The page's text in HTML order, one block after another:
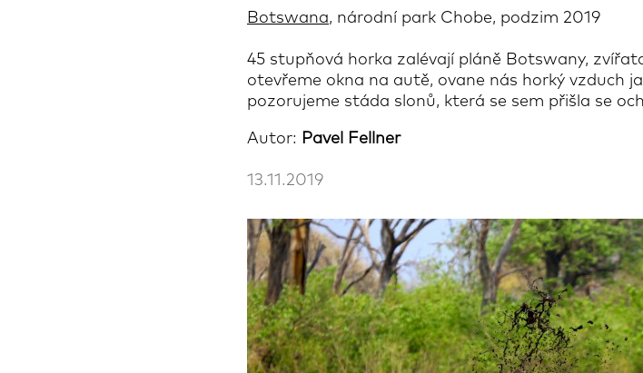
Botswana, národní park Chobe, podzim 2019
45 stupňová horka zalévají pláně Botswany,
otevřeme okna na autě, ovane nás horký vzduch
pozorujeme stáda slonů, která se sem přišla se
Autor: Pavel Fellner
13.11.2019